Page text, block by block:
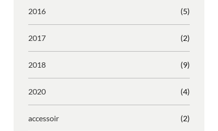
2016 (5)
2017 (2)
2018 (9)
2020 (4)
accessoir (2)